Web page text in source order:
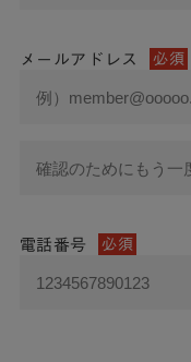
メールアドレス 必須
電話番号 必須